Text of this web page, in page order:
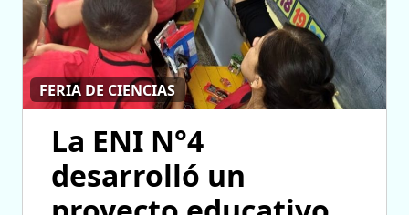
FERIA DE CIENCIAS
La ENI N°4
desarrolló un